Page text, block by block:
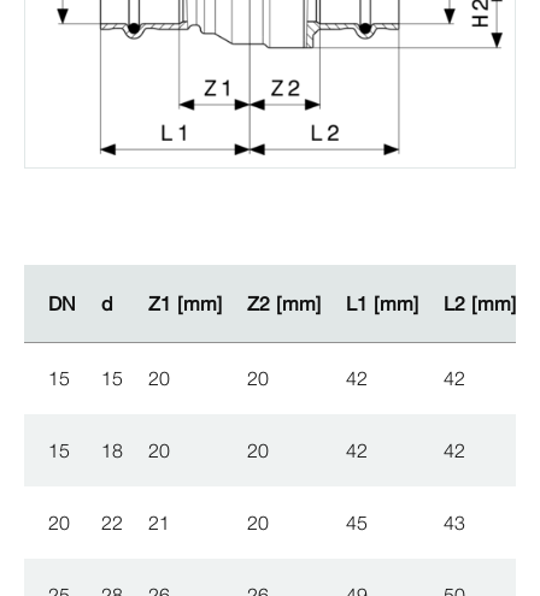
DN d Z1 [mm] Z2 [mm] L1 [mm] L2 [mm]
DN d Z1 [mm] Z2 [mm] L1 [mm] L2 [mm]
15 15 20 20 42 42
15 18 20 20 42 42
20 22 21 20 45 43